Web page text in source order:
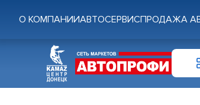
О КОМПАНИИАВТОСЕРВИСПРОДАЖА